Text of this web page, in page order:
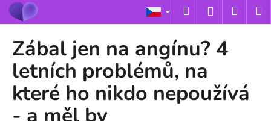
Přejít
obsah
HledatPřihlášení
Zábal jen na angínu? 4
letních problémů, na
které ho nikdo nepoužívá
- a měl by
o
C
o
p
o